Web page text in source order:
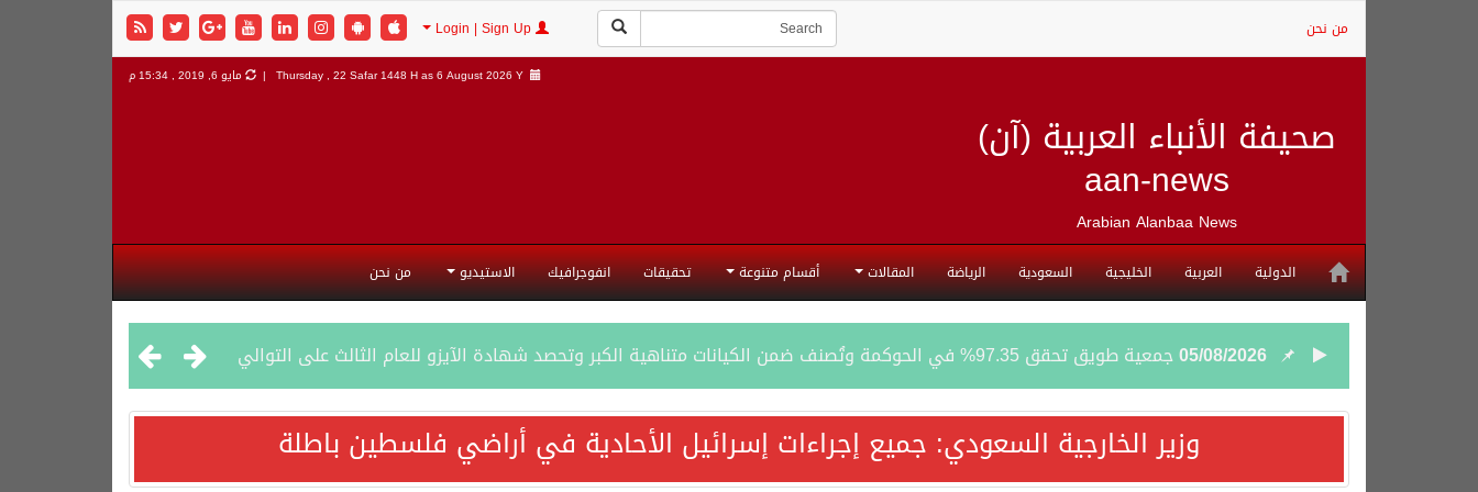
من نحن
صحيفة الأنباء العربية (آن)
aan-news
Arabian Alanbaa News
Thursday , 22 Safar 1448 H as6 August 2026 Y | مايو 6, 2019 , 15:34 م
الدولية العربية الخليجية السعودية الرياضة المقالات أقسام متنوعة تحقيقات انفوجرافيك الاستيديو من نحن
05/08/2026جمعية طويق تحقق 97.35% في الحوكمة وتُصنف ضمن الكيانات متناهية الكبر وتحصد شهادة الآيزو للعام الثالث على التوالي
04/08/2026“الفرصة الأخيرة”.. ترامب: المحادثات مع إيران جارية الآن
وزير الخارجية السعودي: جميع إجراءات إسرائيل الأحادية في أراضي فلسطين باطلة